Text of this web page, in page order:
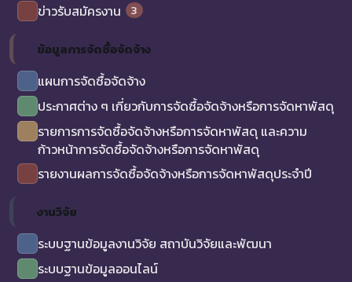
ข่าวรับสมัครงาน
3
ข้อมูลการจัดซื้อจัดจ้าง
แผนการจัดซื้อจัดจ้าง
ประกาศต่าง ๆ เกี่ยวกับการจัดซื้อจัดจ้างหรือการจัดหาพัสดุ
รายการการจัดซื้อจัดจ้างหรือการจัดหาพัสดุ และความ
ก้าวหน้าการจัดซื้อจัดจ้างหรือการจัดหาพัสดุ
รายงานผลการจัดซื้อจัดจ้างหรือการจัดหาพัสดุประจำปี
งานวิจัย
ระบบฐานข้อมูลงานวิจัย สถาบันวิจัยและพัฒนา
ระบบฐานข้อมูลออนไลน์